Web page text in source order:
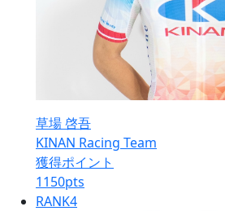
草場 啓吾
KINAN Racing Team
獲得ポイント
1150pts
RANK4